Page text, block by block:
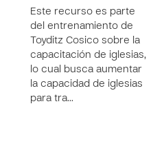
Este recurso es parte
del entrenamiento de
Toyditz Cosico sobre la
capacitación de iglesias,
lo cual busca aumentar
la capacidad de iglesias
para tra…